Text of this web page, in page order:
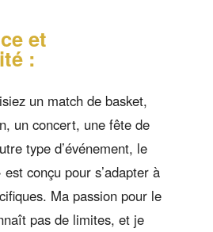
et
:
un match de basket,
un concert, une fête de
type d’événement, le
conçu pour s’adapter à
Ma passion pour le
pas de limites, et je